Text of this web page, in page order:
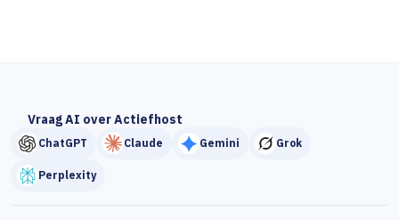
Vraag AI over Actiefhost
ChatGPT Claude Gemini Grok
Perplexity